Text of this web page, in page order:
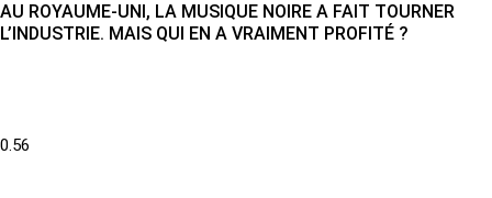
AU ROYAUME-UNI, LA MUSIQUE NOIRE A FAIT TOURNER
L’INDUSTRIE. MAIS QUI EN A VRAIMENT PROFITÉ ?